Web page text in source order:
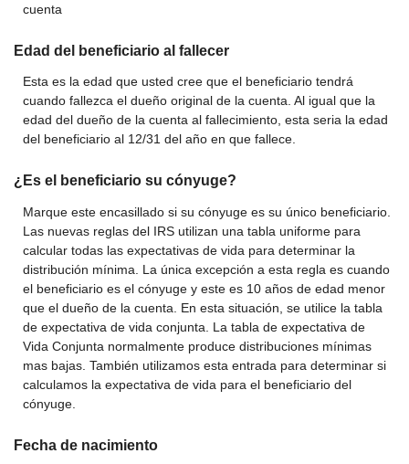
cuenta
Edad del beneficiario al fallecer
Esta es la edad que usted cree que el beneficiario tendrá
cuando fallezca el dueño original de la cuenta. Al igual que la
edad del dueño de la cuenta al fallecimiento, esta seria la edad
del beneficiario al 12/31 del año en que fallece.
¿Es el beneficiario su cónyuge?
Marque este encasillado si su cónyuge es su único beneficiario.
Las nuevas reglas del IRS utilizan una tabla uniforme para
calcular todas las expectativas de vida para determinar la
distribución mínima. La única excepción a esta regla es cuando
el beneficiario es el cónyuge y este es 10 años de edad menor
que el dueño de la cuenta. En esta situación, se utilice la tabla
de expectativa de vida conjunta. La tabla de expectativa de
Vida Conjunta normalmente produce distribuciones mínimas
mas bajas. También utilizamos esta entrada para determinar si
calculamos la expectativa de vida para el beneficiario del
cónyuge.
Fecha de nacimiento